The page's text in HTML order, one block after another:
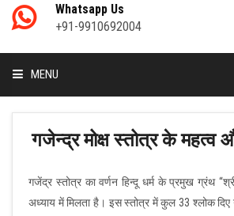
Whatsapp Us
+91-9910692004
MENU
ABOUT DAATI
गजेन्द्र मोक्ष स्तोत्र के महत्व
गजेंद्र स्तोत्र का वर्णन हिन्दू धर्म के प्रमुख ग्रंथ
अध्याय में मिलता है। इस स्तोत्र में कुल 33 श्लोक दिए